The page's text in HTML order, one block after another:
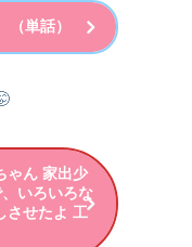
単話）
ゃん 家出少
いろいろな
させたよ 工